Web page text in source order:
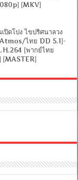
[MKV]
ดโปง ไขปริศนาลวง
ไทย DD 5.1]-
[พากย์ไทย
[MASTER]